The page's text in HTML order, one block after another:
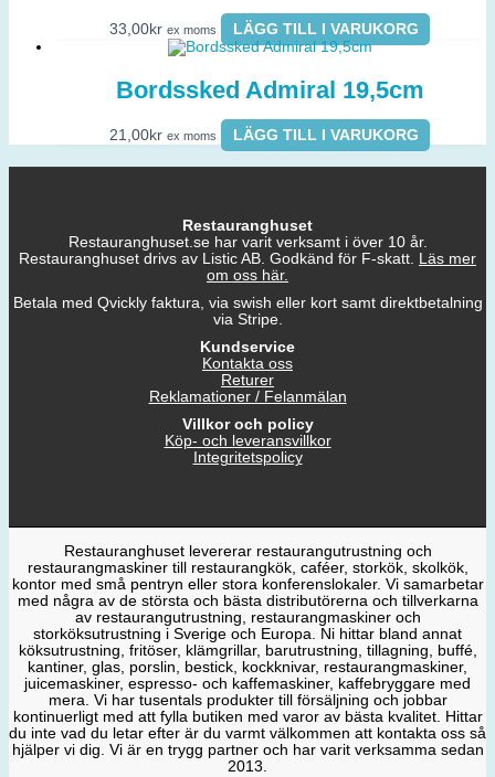
33,00kr ex moms LÄGG TILL I VARUKORG
Bordssked Admiral 19,5cm
21,00kr ex moms LÄGG TILL I VARUKORG
Restauranghuset
Restauranghuset.se har varit verksamt i över 10 år.
Restauranghuset drivs av Listic AB. Godkänd för F-skatt. Läs mer
om oss här.
Betala med Qvickly faktura, via swish eller kort samt direktbetalning
via Stripe.
Kundservice
Kontakta oss
Returer
Reklamationer / Felanmälan
Villkor och policy
Köp- och leveransvillkor
Integritetspolicy
Restauranghuset levererar restaurangutrustning och
restaurangmaskiner till restaurangkök, caféer, storkök, skolkök,
kontor med små pentryn eller stora konferenslokaler. Vi samarbetar
med några av de största och bästa distributörerna och tillverkarna
av restaurangutrustning, restaurangmaskiner och
storköksutrustning i Sverige och Europa. Ni hittar bland annat
köksutrustning, fritöser, klämgrillar, barutrustning, tillagning, buffé,
kantiner, glas, porslin, bestick, kockknivar, restaurangmaskiner,
juicemaskiner, espresso- och kaffemaskiner, kaffebryggare med
mera. Vi har tusentals produkter till försäljning och jobbar
kontinuerligt med att fylla butiken med varor av bästa kvalitet. Hittar
du inte vad du letar efter är du varmt välkommen att kontakta oss så
hjälper vi dig. Vi är en trygg partner och har varit verksamma sedan
2013.